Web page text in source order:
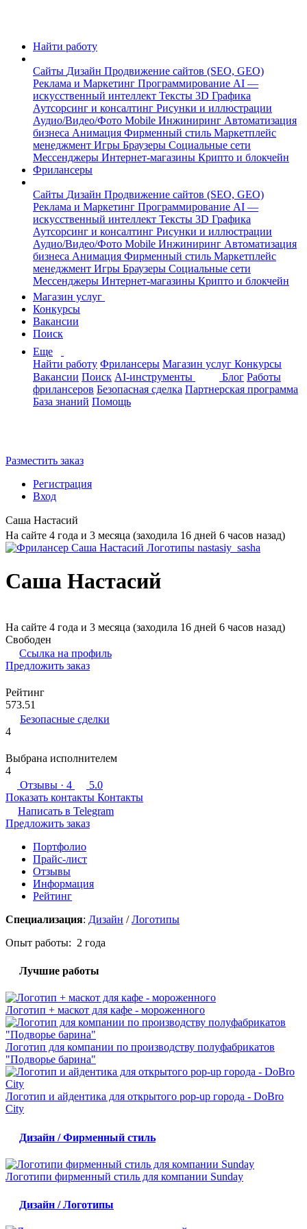
Найти работу
Сайты Дизайн Продвижение сайтов (SEO, GEO)
Реклама и Маркетинг Программирование AI —
искусственный интеллект Тексты 3D Графика
Аутсорсинг и консалтинг Рисунки и иллюстрации
Аудио/Видео/Фото Mobile Инжиниринг Автоматизация
бизнеса Анимация Фирменный стиль Маркетплейс
менеджмент Игры Браузеры Социальные сети
Мессенджеры Интернет-магазины Крипто и блокчейн
Фрилансеры
Сайты Дизайн Продвижение сайтов (SEO, GEO)
Реклама и Маркетинг Программирование AI —
искусственный интеллект Тексты 3D Графика
Аутсорсинг и консалтинг Рисунки и иллюстрации
Аудио/Видео/Фото Mobile Инжиниринг Автоматизация
бизнеса Анимация Фирменный стиль Маркетплейс
менеджмент Игры Браузеры Социальные сети
Мессенджеры Интернет-магазины Крипто и блокчейн
Магазин услуг
Конкурсы
Вакансии
Поиск
Еще
Найти работу Фрилансеры Магазин услуг Конкурсы
Вакансии Поиск AI-инструменты Блог Работы
фрилансеров Безопасная сделка Партнерская программа
База знаний Помощь
Разместить заказ
Регистрация
Вход
Саша Настасий
На сайте 4 года и 3 месяца (заходила 16 дней 6 часов назад)
Саша Настасий
На сайте 4 года и 3 месяца (заходила 16 дней 6 часов назад)
Свободен
Ссылка на профиль
Предложить заказ
Рейтинг
573.51
Безопасные сделки
4
Выбрана исполнителем
4
Отзывы · 4
5.0
Показать контакты Контакты
Написать в Telegram
Предложить заказ
Портфолио
Прайс-лист
Отзывы
Информация
Рейтинг
Специализация: Дизайн /Логотипы
Опыт работы: 2 года
Лучшие работы
Логотип + маскот для кафе - мороженного
Логотип для компании по производству полуфабрикатов
"Подворье барина"
Логотип и айдентика для открытого pop-up города - DoBro
City
Дизайн / Фирменный стиль
Логотипи фирменный стиль для компании Sunday
Дизайн / Логотипы